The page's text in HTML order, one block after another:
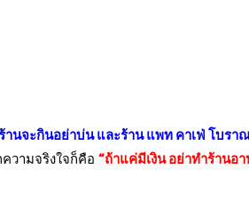
านจะกินอย่าบ่น และร้าน แพท คาเฟ่ โบรา
วามจริงใจก็คือ “ถ้าแค่มีเงิน อย่าทำร้านอา